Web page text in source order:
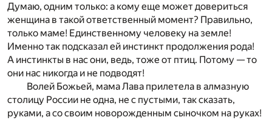
Думаю, одним только: а кому еще может довериться
женщина в такой ответственный момент? Правильно,
только маме! Единственному человеку на земле!
Именно так подсказал ей инстинкт продолжения рода!
А инстинкты в нас они, ведь, тоже от птиц. Потому — то
они нас никогда и не подводят!
Волей Божьей, мама Лава прилетела в алмазную
столицу России не одна, не с пустыми, так сказать,
руками, а со своим новорожденным сыночком на руках!